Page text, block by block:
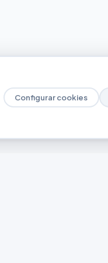
Configurar cookies